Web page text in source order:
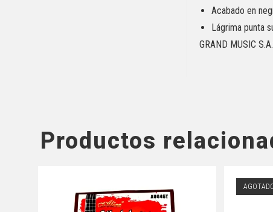
Acabado en
Lágrima punta
GRAND MUSIC
Productos